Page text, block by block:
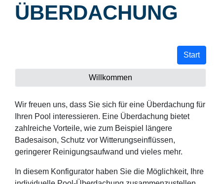
ÜBERDACHUNG
Start
Willkommen
Wir freuen uns, dass Sie sich für eine Überdachung für
Ihren Pool interessieren. Eine Überdachung bietet
zahlreiche Vorteile, wie zum Beispiel längere
Badesaison, Schutz vor Witterungseinflüssen,
geringerer Reinigungsaufwand und vieles mehr.
In diesem Konfigurator haben Sie die Möglichkeit, Ihre